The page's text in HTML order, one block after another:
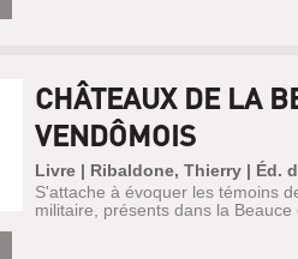
CHÂTEAUX DE LA
VENDÔMOIS
Livre | Ribaldone, Thierry | Éd.
S'attache à évoquer les témoins
militaire, présents dans la Beauce